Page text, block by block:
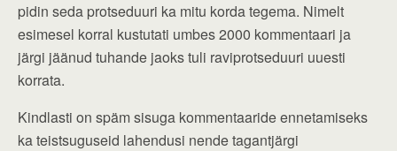
pidin seda protseduuri ka mitu korda tegema. Nimelt
esimesel korral kustutati umbes 2000 kommentaari ja
järgi jäänud tuhande jaoks tuli raviprotseduuri uuesti
korrata.
Kindlasti on späm sisuga kommentaaride ennetamiseks
ka teistsuguseid lahendusi nende tagantjärgi